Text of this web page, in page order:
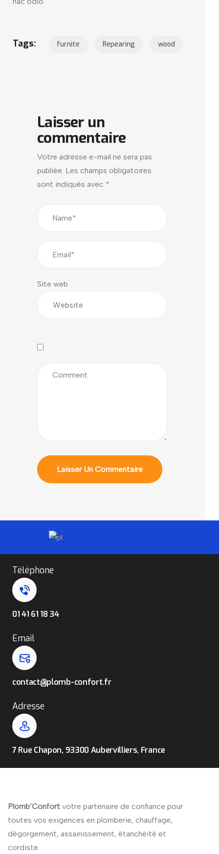
Tags: furnite Repearing wood
Laisser un
commentaire
Votre adresse e-mail ne sera pas
publiée. Les champs obligatoires
sont indiqués avec *
Site web
Téléphone
01 41 61 18 34
Email
contact@plomb-confort.fr
Adresse
7 Rue Chapon, 93300 Aubervilliers, France
Plomb’Confort votre partenaire de confiance pour
toutes vos exigences en plomberie, chauffage,
dégorgement, assainissement, étanchéité et
cordiste.